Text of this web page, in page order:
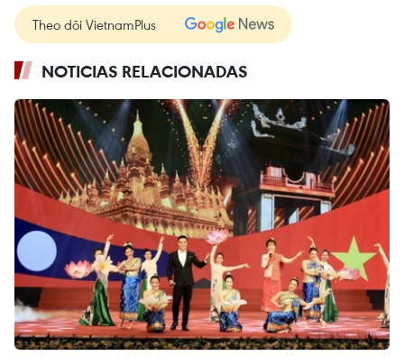
Theo dõi VietnamPlus
NOTICIAS RELACIONADAS